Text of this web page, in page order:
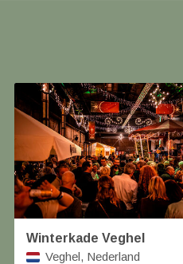
Winterkade Veghel
Veghel, Nederland